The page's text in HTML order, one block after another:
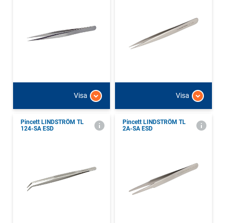
Visa Visa
Pincett LINDSTRÖM TL
124-SA ESD
Pincett LINDSTRÖM TL
2A-SA ESD